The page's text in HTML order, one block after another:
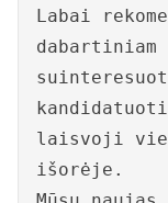
Labai
laisvoji
išorėje.